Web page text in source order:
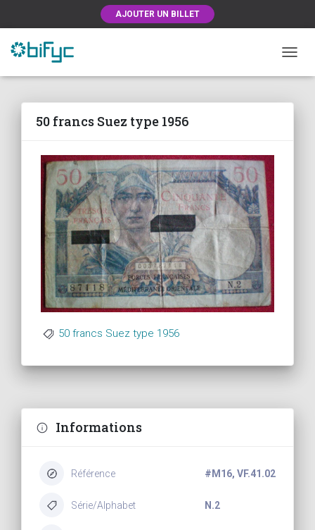
AJOUTER UN BILLET
50 francs Suez type 1956
50 francs Suez type 1956
Informations
Référence #M16, VF.41.02
Série/Alphabet N.2